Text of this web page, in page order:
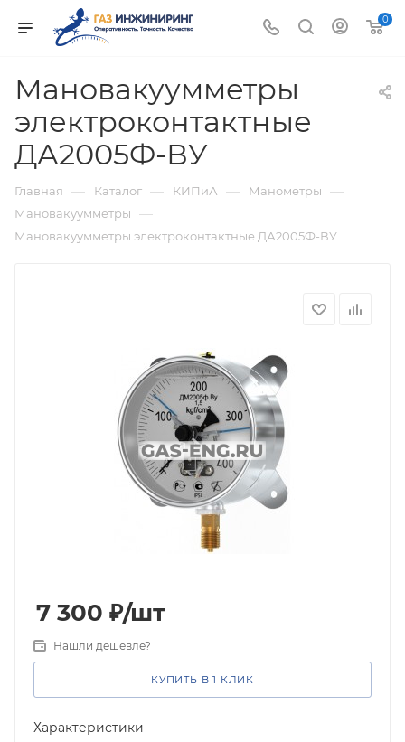
0
Мановакуумметры
электроконтактные
ДА2005Ф-ВУ
Главная — Каталог — КИПиА — Манометры —
Мановакуумметры —
Мановакуумметры электроконтактные ДА2005Ф-ВУ
7 300 ₽/шт
Нашли дешевле?
КУПИТЬ В 1 КЛИК
Характеристики